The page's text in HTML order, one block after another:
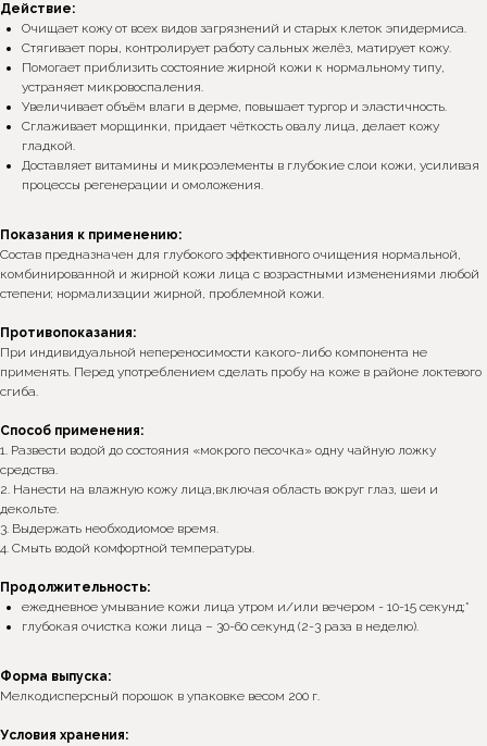
Действие:
Очищает кожу от всех видов загрязнений и старых клеток эпидермиса.
Стягивает поры, контролирует работу сальных желёз, матирует кожу.
Помогает приблизить состояние жирной кожи к нормальному типу,
устраняет микровоспаления.
Увеличивает объём влаги в дерме, повышает тургор и эластичность.
Сглаживает морщинки, придает чёткость овалу лица, делает кожу
гладкой.
Доставляет витамины и микроэлементы в глубокие слои кожи, усиливая
процессы регенерации и омоложения.
Показания к применению:
Состав предназначен для глубокого эффективного очищения нормальной,
комбинированной и жирной кожи лица с возрастными изменениями любой
степени; нормализации жирной, проблемной кожи.
Противопоказания:
При индивидуальной непереносимости какого-либо компонента не
применять. Перед употреблением сделать пробу на коже в районе локтевого
сгиба.
Способ применения:
1. Развести водой до состояния «мокрого песочка» одну чайную ложку
средства.
2. Нанести на влажную кожу лица,включая область вокруг глаз, шеи и
декольте.
3. Выдержать необходиомое время.
4. Смыть водой комфортной температуры.
Продолжительность:
ежедневное умывание кожи лица утром и/или вечером - 10-15 секунд;*
глубокая очистка кожи лица – 30-60 секунд (2-3 раза в неделю).
Форма выпуска:
Мелкодисперсный порошок в упаковке весом 200 г.
Условия хранения: